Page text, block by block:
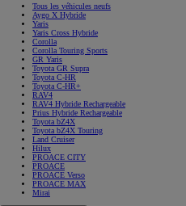
Tous les véhicules neufs
Aygo X Hybride
Yaris
Yaris Cross Hybride
Corolla
Corolla Touring Sports
GR Yaris
Toyota GR Supra
Toyota C-HR
Toyota C-HR+
RAV4
RAV4 Hybride Rechargeable
Prius Hybride Rechargeable
Toyota bZ4X
Toyota bZ4X Touring
Land Cruiser
Hilux
PROACE CITY
PROACE
PROACE Verso
PROACE MAX
Mirai